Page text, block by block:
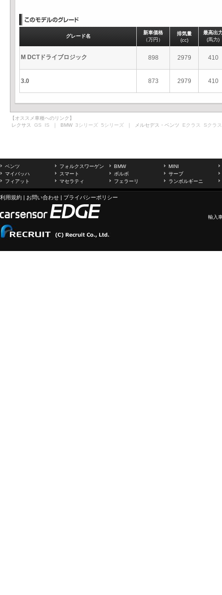
グレード名
新車価格
（万円）
排気量
(cc)
最高出
(馬力)
M DCTドライブロジック 898 2979 410
3.0 873 2979 410
【オススメ車種へのリンク】
レクサス GS IS ｜ BMW 3シリーズ 5シリーズ ｜ メルセデス・ベンツ Eクラス Sクラス
ベンツ フォルクスワーゲン BMW
MINI
マイバッハ
スマート ボルボ
サーブ
フィアット
マセラティ フェラーリ ランボルギーニ
利用規約 | お問い合わせ | プライバシーポリシー
輸入